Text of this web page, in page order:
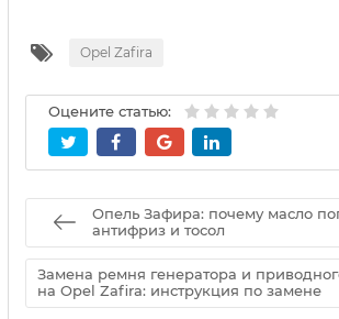
Opel Zafira
Оцените статью:
Опель Зафира: почему масло
антифриз и тосол
Замена ремня генератора и
на Opel Zafira: инструкция по замене